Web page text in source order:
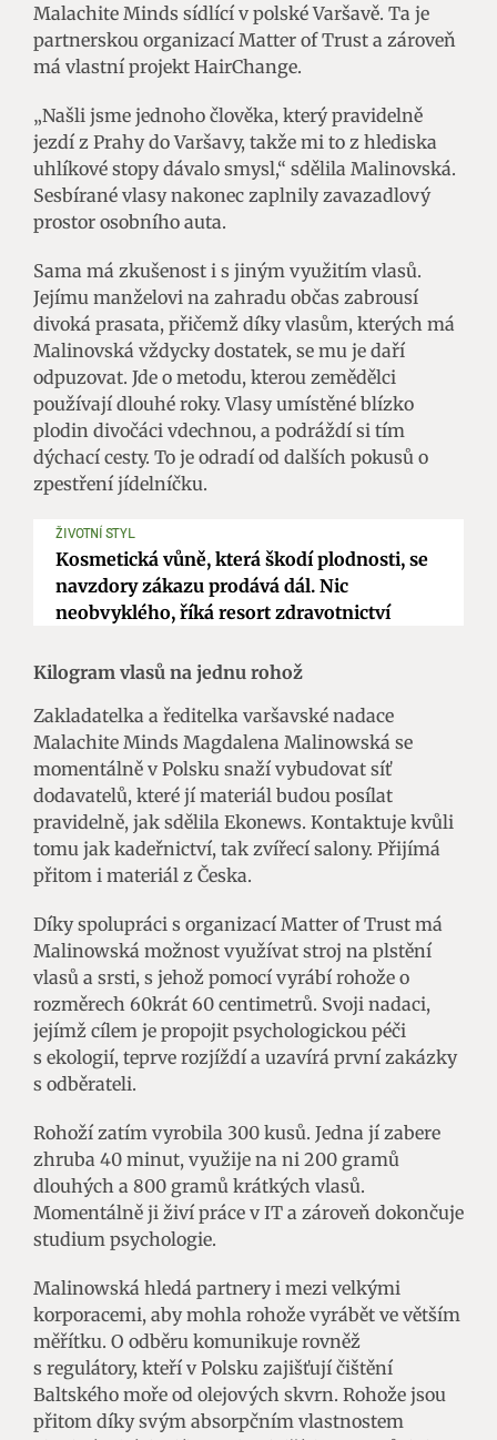
Malachite Minds sídlící v polské Varšavě. Ta je
partnerskou organizací Matter of Trust a zároveň
má vlastní projekt HairChange.
„Našli jsme jednoho člověka, který pravidelně
jezdí z Prahy do Varšavy, takže mi to z hlediska
uhlíkové stopy dávalo smysl,“ sdělila Malinovská.
Sesbírané vlasy nakonec zaplnily zavazadlový
prostor osobního auta.
Sama má zkušenost i s jiným využitím vlasů.
Jejímu manželovi na zahradu občas zabrousí
divoká prasata, přičemž díky vlasům, kterých má
Malinovská vždycky dostatek, se mu je daří
odpuzovat. Jde o metodu, kterou zemědělci
používají dlouhé roky. Vlasy umístěné blízko
plodin divočáci vdechnou, a podráždí si tím
dýchací cesty. To je odradí od dalších pokusů o
zpestření jídelníčku.
ŽIVOTNÍ STYL
Kosmetická vůně, která škodí plodnosti, se
navzdory zákazu prodává dál. Nic
neobvyklého, říká resort zdravotnictví
Kilogram vlasů na jednu rohož
Zakladatelka a ředitelka varšavské nadace
Malachite Minds Magdalena Malinowská se
momentálně v Polsku snaží vybudovat síť
dodavatelů, které jí materiál budou posílat
pravidelně, jak sdělila Ekonews. Kontaktuje kvůli
tomu jak kadeřnictví, tak zvířecí salony. Přijímá
přitom i materiál z Česka.
Díky spolupráci s organizací Matter of Trust má
Malinowská možnost využívat stroj na plstění
vlasů a srsti, s jehož pomocí vyrábí rohože o
rozměrech 60krát 60 centimetrů. Svoji nadaci,
jejímž cílem je propojit psychologickou péči
s ekologií, teprve rozjíždí a uzavírá první zakázky
s odběrateli.
Rohoží zatím vyrobila 300 kusů. Jedna jí zabere
zhruba 40 minut, využije na ni 200 gramů
dlouhých a 800 gramů krátkých vlasů.
Momentálně ji živí práce v IT a zároveň dokončuje
studium psychologie.
Malinowská hledá partnery i mezi velkými
korporacemi, aby mohla rohože vyrábět ve větším
měřítku. O odběru komunikuje rovněž
s regulátory, kteří v Polsku zajišťují čištění
Baltského moře od olejových skvrn. Rohože jsou
přitom díky svým absorpčním vlastnostem